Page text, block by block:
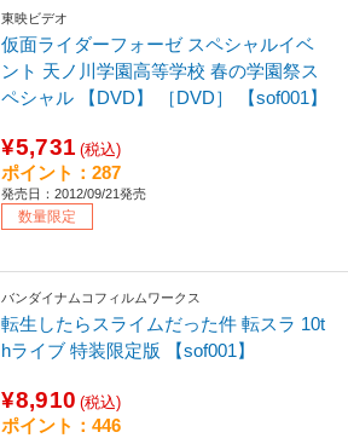
東映ビデオ
仮面ライダーフォーゼ スペシャルイベ
ント 天ノ川学園高等学校 春の学園祭ス
ペシャル 【DVD】 ［DVD］ 【sof001】
¥5,731 (税込)
ポイント：287
発売日：2012/09/21発売
数量限定
バンダイナムコフィルムワークス
転生したらスライムだった件 転スラ 10t
hライブ 特装限定版 【sof001】
¥8,910 (税込)
ポイント：446